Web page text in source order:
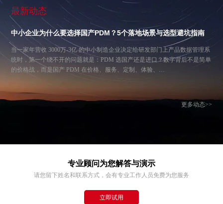
最新动态
中小企业为什么要选择国产PDM？5个落地场景与选型避坑指南
当一家年营收 3000万-3亿 的中小制造企业决定给研发部门上产品数据管理系
统时，第一个绕不开的问题就是：PDM 选国产还是进口？数字背后不是简单
的价格战，而是国产 PDM 在价格、服务、定制、体验、…
更多动态>>
专业顾问为您解答与演示
请您留下姓名和联系方式，会有专业工作人员免费为您服务
立即试用